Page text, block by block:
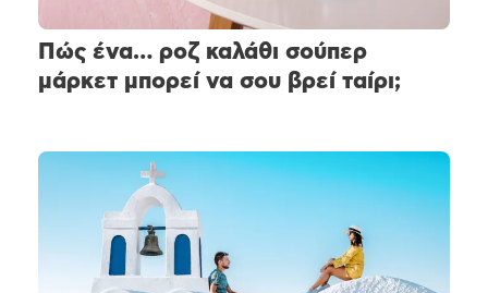
Πώς ένα… ροζ καλάθι σούπερ
μάρκετ μπορεί να σου βρεί ταίρι;